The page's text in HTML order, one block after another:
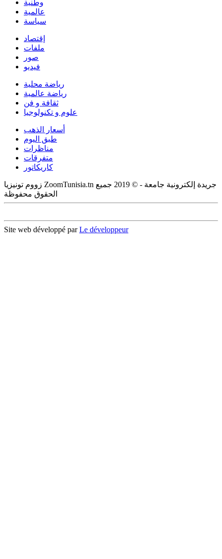
وطنية
عالمية
سياسة
إقتصاد
ملفات
صور
فيديو
رياضة محلية
رياضة عالمية
ثقافة و فن
علوم و تكنولوجيا
أسعار الذهب
طبق اليوم
مناظرات
متفرقات
كاريكاتور
زووم تونيزيا ZoomTunisia.tn جريدة إلكترونية جامعة - © 2019 جميع
الحقوق محفوظة
Site web développé parLe développeur